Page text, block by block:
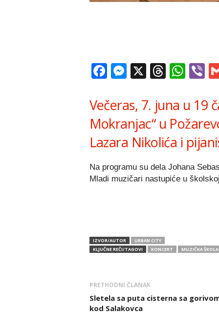
Facebook
Messenger
X
Večeras, 7. juna u 19
Mokranjac“ u
Lazara Nikolića i
Na programu su dela Johana
Mladi muzičari nastupiće u
IZVOR/AUTOR
URBAN CITY
KLJUČNE REČI/TAGOVI
KONCERT MUZIČKA ŠKOLA
PRETHODNI ČLANAK
Sletela sa puta cisterna sa
kod Salakovca